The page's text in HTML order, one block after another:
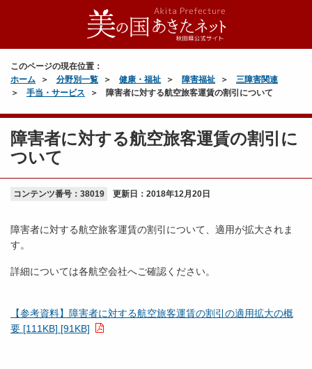
このページの現在位置：
ホーム
分野別一覧 健康・福祉 障害福祉
三障害関連
手当・サービス
障害者に対する航空旅客運賃の割引について
障害者に対する航空旅客運賃の割引に
ついて
コンテンツ番号：38019 更新日： 2018年12月20日
障害者に対する航空旅客運賃の割引について、適用が拡大されま
す。
詳細については各航空会社へご確認ください。
【参考資料】障害者に対する航空旅客運賃の割引の適用拡大の概
要 [111KB] [91KB]